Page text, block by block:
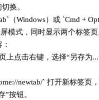
换。
（Windows）或 `Cmd +
模式，同时显示两个标签页
上点击右键，选择“另存为
newtab/` 打开新标签页
”按钮。